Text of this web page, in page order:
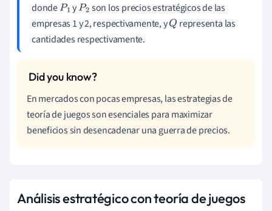
dondeP1 yP2 son los precios estratégicos de las
empresas 1 y 2, respectivamente, yQ representa las
cantidades respectivamente.
En mercados con pocas empresas, las estrategias de
teoría de juegos son esenciales para maximizar
beneficios sin desencadenar una guerra de precios.
Análisis estratégico con teoría de juegos